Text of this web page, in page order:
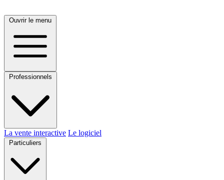
Ouvrir le menu
Professionnels
La vente interactive Le logiciel
Particuliers